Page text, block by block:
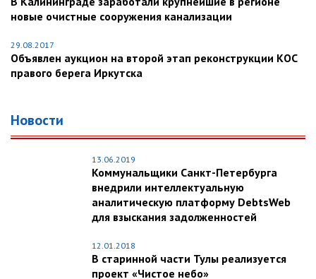
новые очистные сооружения канализации
29.08.2017
Объявлен аукцион на второй этап реконструкции КОС
правого берега Иркутска
Новости
13.06.2019
Коммунальщики Санкт-Петербурга
внедрили интеллектуальную
аналитическую платформу DebtsWeb
для взыскания задолженностей
12.01.2018
В старинной части Тулы реализуется
проект «Чистое небо»